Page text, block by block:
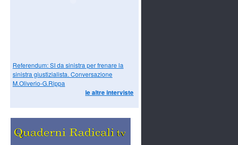
Referendum: SI da sinistra per frenare la
sinistra giustizialista. Conversazione
M.Oliverio-G.Rippa
le altre interviste